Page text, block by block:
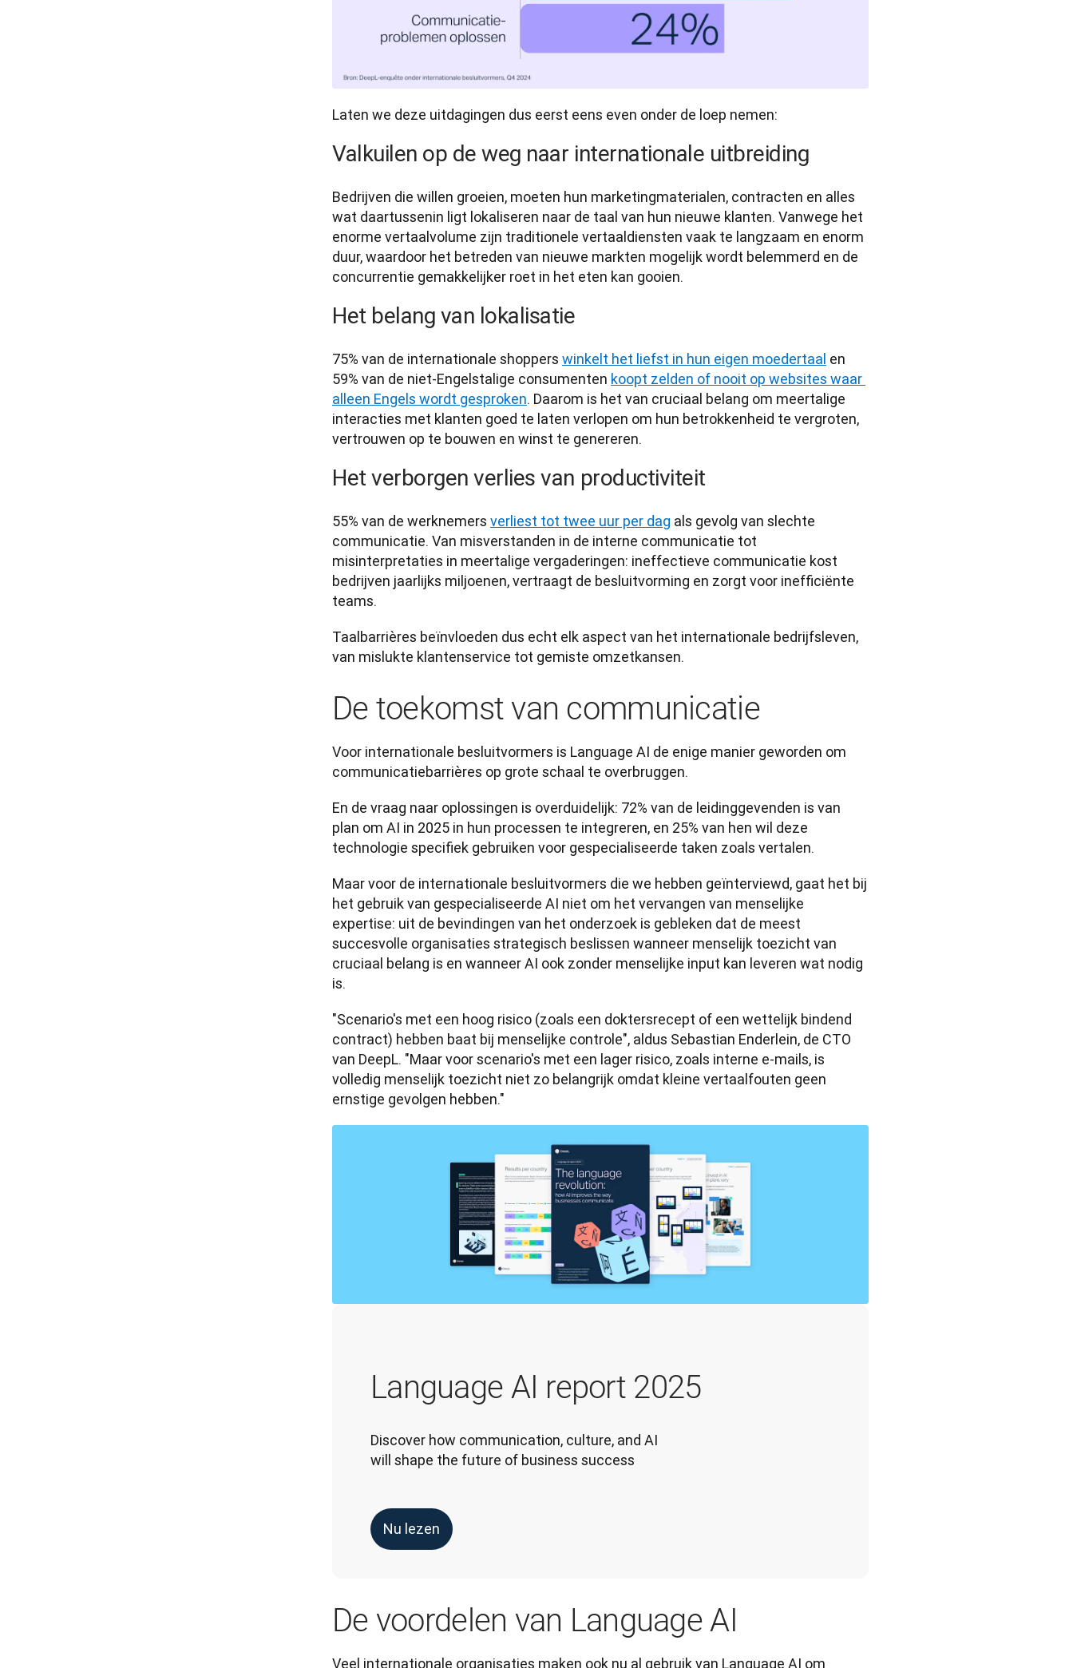
Laten we deze uitdagingen dus eerst eens even onder de loep nemen:
Valkuilen op de weg naar internationale uitbreiding
Bedrijven die willen groeien, moeten hun marketingmaterialen, contracten en alles
wat daartussenin ligt lokaliseren naar de taal van hun nieuwe klanten. Vanwege het
enorme vertaalvolume zijn traditionele vertaaldiensten vaak te langzaam en enorm
duur, waardoor het betreden van nieuwe markten mogelijk wordt belemmerd en de
concurrentie gemakkelijker roet in het eten kan gooien.
Het belang van lokalisatie
75% van de internationale shoppers winkelt het liefst in hun eigen moedertaal en
59% van de niet-Engelstalige consumenten koopt zelden of nooit op websites waar
alleen Engels wordt gesproken. Daarom is het van cruciaal belang om meertalige
interacties met klanten goed te laten verlopen om hun betrokkenheid te vergroten,
vertrouwen op te bouwen en winst te genereren.
Het verborgen verlies van productiviteit
55% van de werknemers verliest tot twee uur per dag als gevolg van slechte
communicatie. Van misverstanden in de interne communicatie tot
misinterpretaties in meertalige vergaderingen: ineffectieve communicatie kost
bedrijven jaarlijks miljoenen, vertraagt de besluitvorming en zorgt voor inefficiënte
teams.
Taalbarrières beïnvloeden dus echt elk aspect van het internationale bedrijfsleven,
van mislukte klantenservice tot gemiste omzetkansen.
De toekomst van communicatie
Voor internationale besluitvormers is Language AI de enige manier geworden om
communicatiebarrières op grote schaal te overbruggen.
En de vraag naar oplossingen is overduidelijk: 72% van de leidinggevenden is van
plan om AI in 2025 in hun processen te integreren, en 25% van hen wil deze
technologie specifiek gebruiken voor gespecialiseerde taken zoals vertalen.
Maar voor de internationale besluitvormers die we hebben geïnterviewd, gaat het bij
het gebruik van gespecialiseerde AI niet om het vervangen van menselijke
expertise: uit de bevindingen van het onderzoek is gebleken dat de meest
succesvolle organisaties strategisch beslissen wanneer menselijk toezicht van
cruciaal belang is en wanneer AI ook zonder menselijke input kan leveren wat nodig
is.
"Scenario's met een hoog risico (zoals een doktersrecept of een wettelijk bindend
contract) hebben baat bij menselijke controle", aldus Sebastian Enderlein, de CTO
van DeepL. "Maar voor scenario's met een lager risico, zoals interne e-mails, is
volledig menselijk toezicht niet zo belangrijk omdat kleine vertaalfouten geen
ernstige gevolgen hebben."
Language AI report 2025
Discover how communication, culture, and AI
will shape the future of business success
Nu lezen
De voordelen van Language AI
Veel internationale organisaties maken ook nu al gebruik van Language AI om